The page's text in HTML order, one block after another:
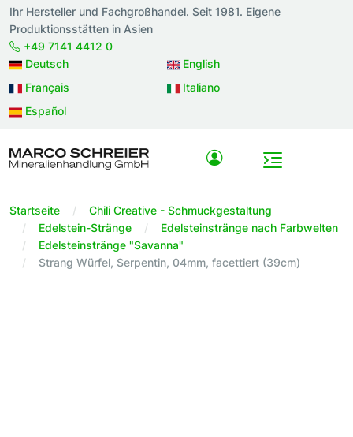
Ihr Hersteller und Fachgroßhandel. Seit 1981. Eigene
Produktionsstätten in Asien
+49 7141 4412 0
Deutsch
English
Français
Italiano
Español
Startseite
Chili Creative - Schmuckgestaltung
Edelstein-Stränge
Edelsteinstränge nach Farbwelten
Edelsteinstränge "Savanna"
Strang Würfel, Serpentin, 04mm, facettiert (39cm)